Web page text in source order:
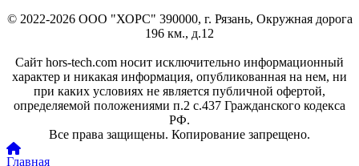
© 2022-2026 ООО "ХОРС" 390000, г. Рязань, Окружная дорога
196 км., д.12
Сайт hors-tech.com носит исключительно информационный
характер и никакая информация, опубликованная на нем, ни
при каких условиях не является публичной офертой,
определяемой положениями п.2 с.437 Гражданского кодекса
РФ.
Все права защищены. Копирование запрещено.
Главная